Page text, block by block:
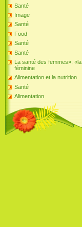
Santé
Image
Santé
Food
Santé
Santé
La santé des femmes»,
féminine
Alimentation et la nutrition
Santé
Alimentation